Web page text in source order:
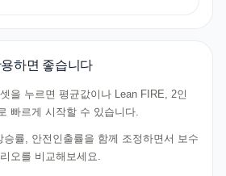
하면 좋습니다
을 누르면 평균값이나 Lean FIRE, 2인
빠르게 시작할 수 있습니다.
승률, 안전인출률을 함께 조정하면서 보수
오를 비교해보세요.